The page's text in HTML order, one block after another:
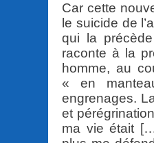
Car cette
le suicide de
qui la
raconte à la
homme, au
« en
engrenages.
et
ma vie était